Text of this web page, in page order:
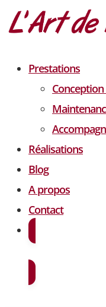
Prestations
Réalisations
Blog
A propos
Contact